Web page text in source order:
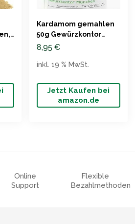
Kardamom gemahlen
50g Gewürzkontor
München
8,95 €
Jetzt Kaufen bei
amazon.de
inkl. 19 % MwSt.
Online
Support
Flexible
Bezahlmethoden